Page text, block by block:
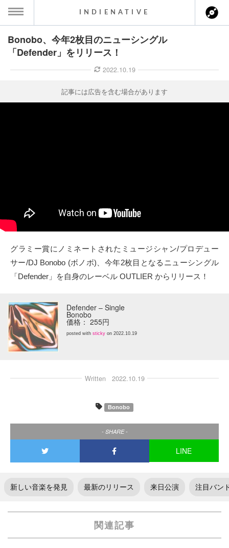
MENU
ト
クト
Facebook
instagram
to indienative
INDIENATIVE
Bonobo、今年2枚目のニューシングル
「Defender」をリリース！
2022.10.19
記事には広告を含む場合があります
グラミー賞にノミネートされたミュージシャン/プロデュー
サー/DJ Bonobo (ボノボ)、今年2枚目となるニューシングル
「Defender」を自身のレーベル OUTLIER からリリース！
Defender – Single
Bonobo
価格： 255円
posted with sticky on 2022.10.19
Written 2022.10.19
Bonobo
- SHARE -
LINE
新しい音楽を発見 最新のリリース 来日公演 注目バン
関連記事